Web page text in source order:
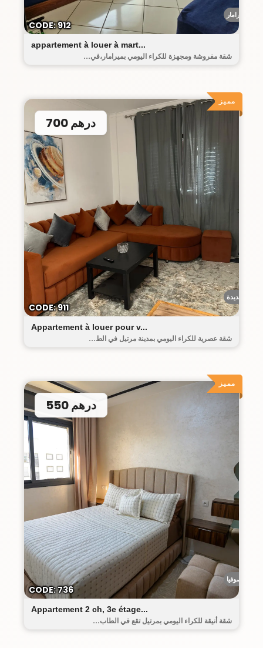
ميرامار
appartement à louer à mart...
شقة مفروشة ومجهزة للكراء اليومي بميرامار،في...
CODE: 912
مميز
الجديدة
Appartement à louer pour v...
700 درهم
شقة عصرية للكراء اليومي بمدينة مرتيل في الط...
CODE: 911
مميز
رياض صوفيا
Appartement 2 ch, 3e étage...
550 درهم
شقة أنيقة للكراء اليومي بمرتيل تقع في الطاب...
CODE: 736